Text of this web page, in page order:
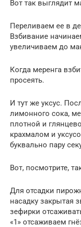
Вот так выглядит
Переливаем ее в
Взбивание
увеличиваем до
Когда меренга
просеять.
И тут же уксус.
лимонного сока,
плотной и
крахмалом и
буквально пару
Вот, посмотрите,
Для отсадки
насадку закрытая
зефирки
«1» отсаживаем